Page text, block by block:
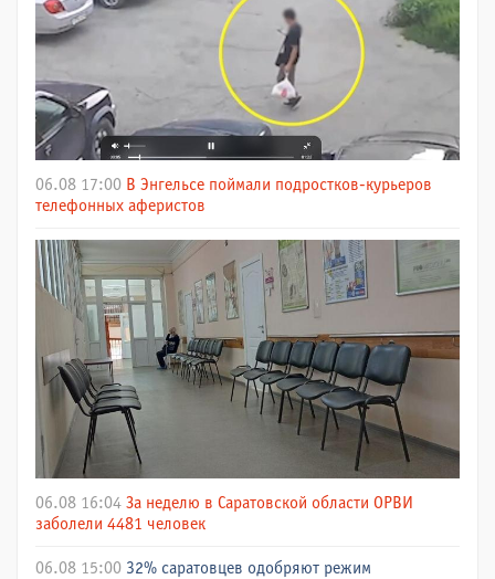
06.08 17:00 В Энгельсе поймали подростков-курьеров
телефонных аферистов
06.08 16:04 За неделю в Саратовской области ОРВИ
заболели 4481 человек
06.08 15:00 32% саратовцев одобряют режим